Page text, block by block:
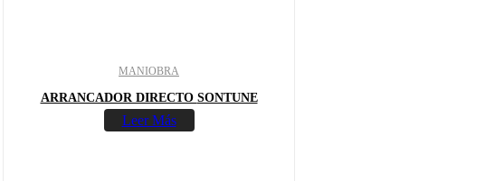
MANIOBRA
ARRANCADOR DIRECTO SONTUNE
Leer Más